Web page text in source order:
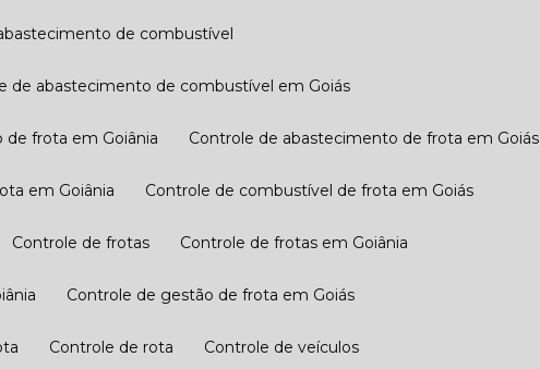
abastecimento de combustível
de abastecimento de combustível em Goiás
de frota em Goiânia Controle de abastecimento de frota em Goiás
em Goiânia Controle de combustível de frota em Goiás
Controle de frotas Controle de frotas em Goiânia
Controle de gestão de frota​ em Goiás
Controle de rota Controle de veículos